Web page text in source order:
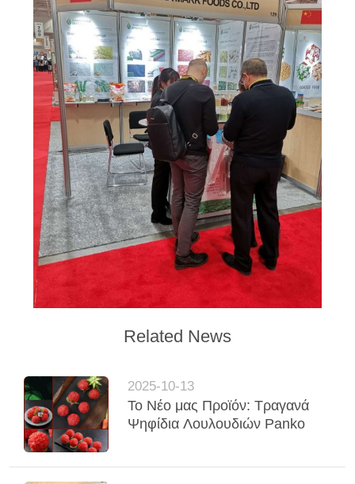
Related News
2025-10-13
Το Νέο μας Προϊόν: Τραγανά
Ψηφίδια Λουλουδιών Panko